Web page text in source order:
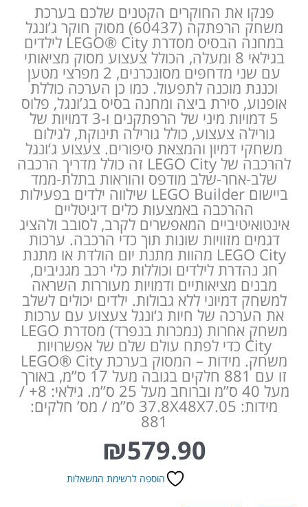
פנקו את החוקרים הקטנים שלכם בערכת
משחק הרפתקה (60437) מסוק חוקר ג’ונגל
במחנה הבסיס מסדרת LEGO® City לילדים
בגילאי 8 ומעלה, הכולל צעצוע מסוק מציאותי
עם שני מדחפים מסונכרנים, 2 מפרצי מטען
וכננת מוכנה לתפעול. כמו כן הערכה כוללת
אופנוע, סירת ביצה ומחנה בסיס בג’ונגל, פלוס
5 דמויות מיני של הרפתקנים ו-3 דמויות של
גורילה צעצוע, כולל גורילה תינוקת, לגילום
משחקי דמיון והמצאת סיפורים. צעצוע ג‘ונגל
להרכבה של LEGO City זה כולל מדריך הרכבה
שלב-אחר-שלב מודפס והוראות בתלת-ממד
ביישום LEGO Builder שילווה ילדים בפעילות
ההרכבה באמצעות כלים דיגיטליים
אינטואיטיביים המאפשרים לקרב, לסובב ולהציג
דגמים מזוויות שונות תוך כדי הרכבה. ערכות
LEGO City מהוות מתנת יום הולדת או מתנת
חג נהדרת לילדים וכוללות כלי רכב מגניבים,
מבנים מציאותיים ודמויות מעוררות השראה
למשחק דמיוני ללא גבולות. ילדים יכולים לשלב
את הערכה של חיות ג‘ונגל צעצוע עם ערכות
משחק אחרות (נמכרות בנפרד) מסדרת LEGO
City כדי לפתח עולם שלם של אפשרויות
משחק. מידות – המסוק בערכת LEGO® City
זו עם 881 חלקים בגובה מעל 17 ס”מ, באורך
מעל 40 ס”מ וברוחב מעל 25 ס”מ. גילאי: 8+ /
מידות: 37.8X48X7.05 ס”מ / מס’ חלקים:
881
₪579.90
הוספה לרשימת המשאלות